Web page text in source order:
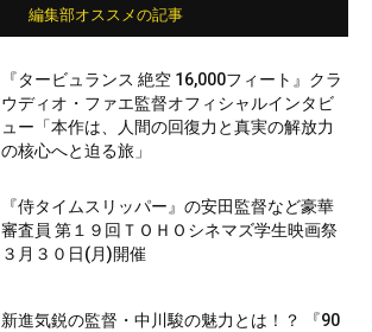
編集部オススメの記事
『タービュランス 絶空 16,000フィート』クラ
ウディオ・ファエ監督オフィシャルインタビ
ュー「本作は、人間の回復力と真実の解放力
の核心へと迫る旅」
『侍タイムスリッパー』の安田監督など豪華
審査員 第１９回ＴＯＨＯシネマズ学生映画祭
３月３０日(月)開催
新進気鋭の監督・中川駿の魅力とは！？ 『90